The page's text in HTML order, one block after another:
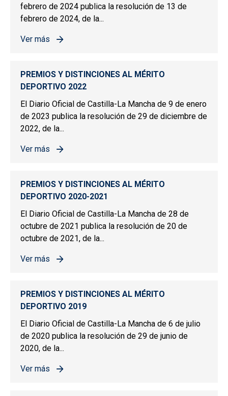
febrero de 2024 publica la resolución de 13 de
febrero de 2024, de la...
Ver más
sobre PREMIOS Y DISTINCIONES AL MÉRITO
PREMIOS Y DISTINCIONES AL MÉRITO
DEPORTIVO 2022
El Diario Oficial de Castilla-La Mancha de 9 de enero
de 2023 publica la resolución de 29 de diciembre de
2022, de la...
Ver más
sobre PREMIOS Y DISTINCIONES AL MÉRITO
PREMIOS Y DISTINCIONES AL MÉRITO
DEPORTIVO 2020-2021
El Diario Oficial de Castilla-La Mancha de 28 de
octubre de 2021 publica la resolución de 20 de
octubre de 2021, de la...
Ver más
sobre PREMIOS Y DISTINCIONES AL MÉRITO
PREMIOS Y DISTINCIONES AL MÉRITO
DEPORTIVO 2019
El Diario Oficial de Castilla-La Mancha de 6 de julio
de 2020 publica la resolución de 29 de junio de
2020, de la...
Ver más
sobre PREMIOS Y DISTINCIONES AL MÉRITO